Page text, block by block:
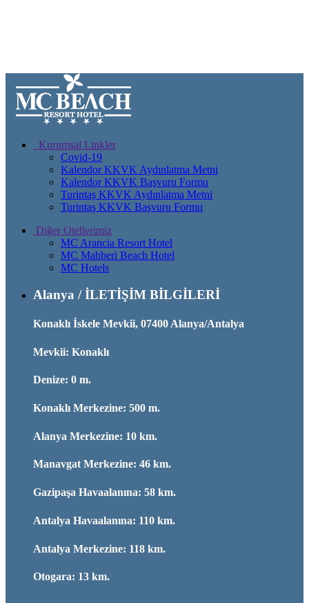
Kurumsal Linkler
Covid-19
Kalendor KKVK Aydınlatma Metni
Kalendor KKVK Başvuru Formu
Turintaş KKVK Aydınlatma Metni
Turintaş KKVK Başvuru Formu
Diğer Otellerimiz
MC Arancia Resort Hotel
MC Mahberi Beach Hotel
MC Hotels
Alanya / İLETİŞİM BİLGİLERİ
Konaklı İskele Mevkii, 07400 Alanya/Antalya
Mevkii: Konaklı
Denize: 0 m.
Konaklı Merkezine: 500 m.
Alanya Merkezine: 10 km.
Manavgat Merkezine: 46 km.
Gazipaşa Havaalanına: 58 km.
Antalya Havaalanına: 110 km.
Antalya Merkezine: 118 km.
Otogara: 13 km.